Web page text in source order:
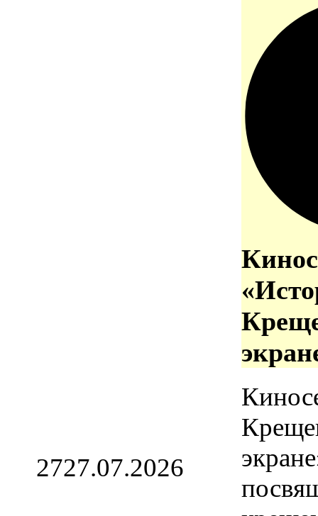
2727.07.2026